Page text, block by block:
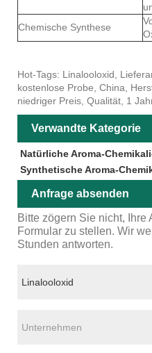
Chemische Synthese
Hot-Tags: Linalooloxid,
kostenlose Probe, China,
niedriger Preis, Qualität, 1
Verwandte Kategorie
Natürliche Aroma-
Synthetische Aroma-
Anfrage absenden
Bitte zögern Sie nicht, Ihre
Formular zu stellen. Wir
Stunden antworten.